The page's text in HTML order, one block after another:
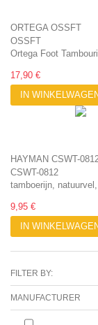
ORTEGA OSSFT
OSSFT
Ortega Foot
17,90 €
IN
HAYMAN CSWT-
CSWT-0812
tamboerijn,
9,95 €
IN
FILTER BY:
MANUFACTURER